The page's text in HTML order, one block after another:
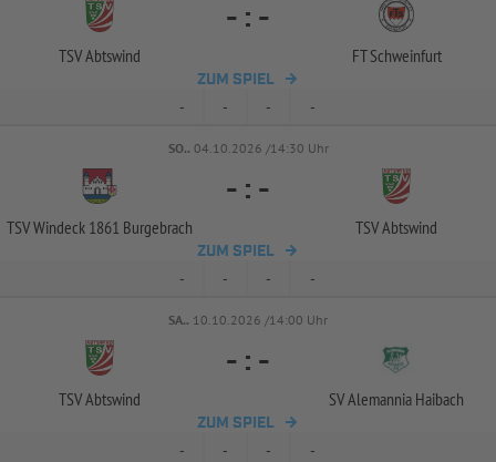
TSV Abtswind
- : -
FT Schweinfurt
ZUM SPIEL
- - - -
SO.. 04.10.2026 /14:30 Uhr
TSV Windeck 1861 Burgebrach
- : -
TSV Abtswind
ZUM SPIEL
- - - -
SA.. 10.10.2026 /14:00 Uhr
TSV Abtswind
- : -
SV Alemannia Haibach
ZUM SPIEL
- - - -